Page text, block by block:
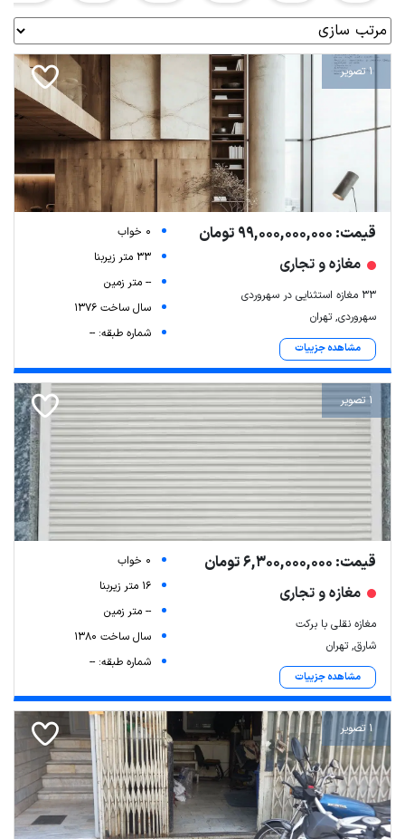
1 تصویر
قیمت: 99,000,000,000 تومان
مغازه و تجاری
۳۳ مغازه استثنایی در سهروردی
سهروردی, تهران
مشاهده جزییات
0 خواب
33 متر زیربنا
-- متر زمین
سال ساخت 1376
شماره طبقه: --
1 تصویر
قیمت: 6,300,000,000 تومان
مغازه و تجاری
مغازه نقلی با برکت
شارق, تهران
مشاهده جزییات
0 خواب
16 متر زیربنا
-- متر زمین
سال ساخت 1380
شماره طبقه: --
1 تصویر